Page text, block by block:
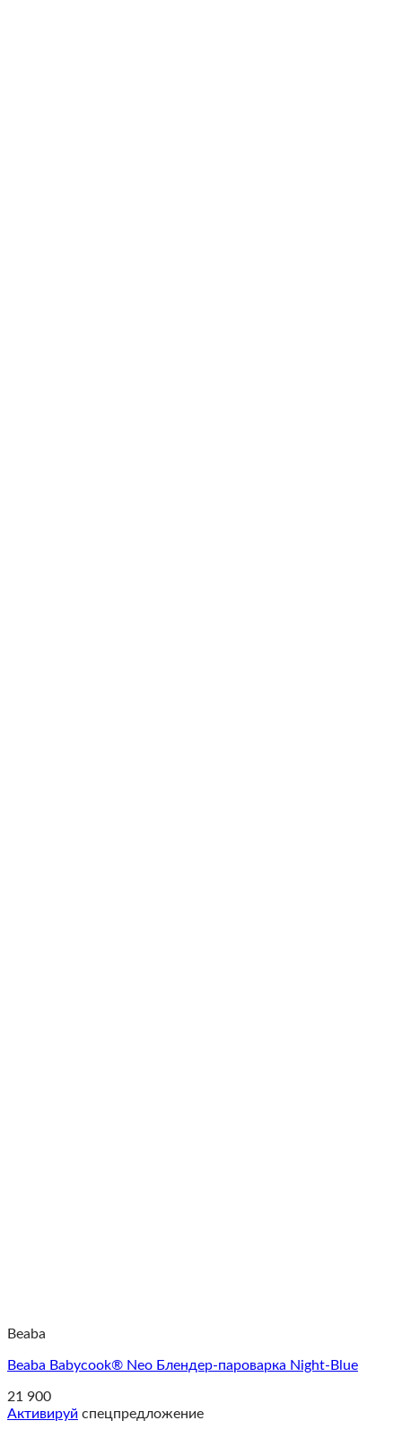
Beaba
Beaba Babycook® Neo Блендер-пароварка Night-Blue
21 900
Активируй спецпредложение